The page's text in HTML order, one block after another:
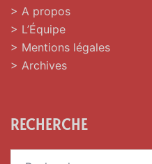
> A propos
> L’Équipe
> Mentions légales
> Archives
RECHERCHE